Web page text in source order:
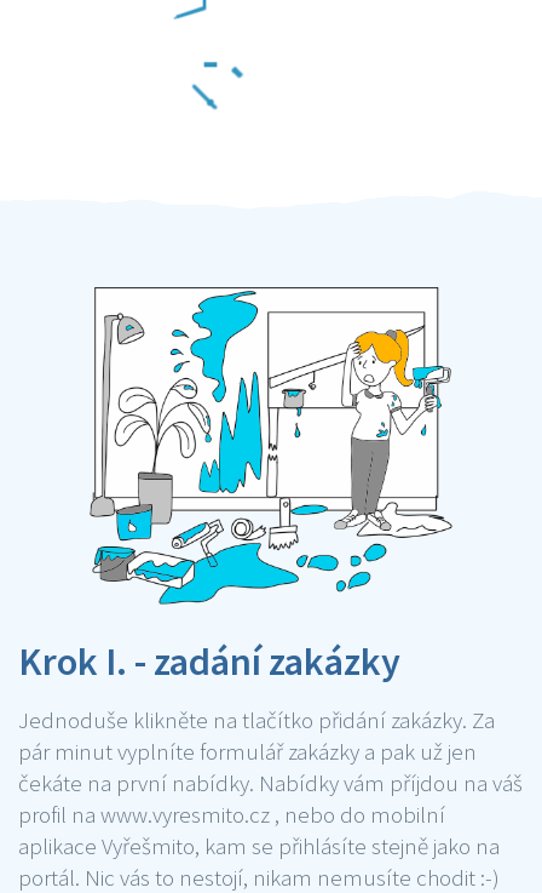
Krok I. - zadání zakázky
Jednoduše klikněte na tlačítko přidání zakázky. Za
pár minut vyplníte formulář zakázky a pak už jen
čekáte na první nabídky. Nabídky vám příjdou na váš
profil na www.vyresmito.cz , nebo do mobilní
aplikace Vyřešmito, kam se přihlásíte stejně jako na
portál. Nic vás to nestojí, nikam nemusíte chodit :-)